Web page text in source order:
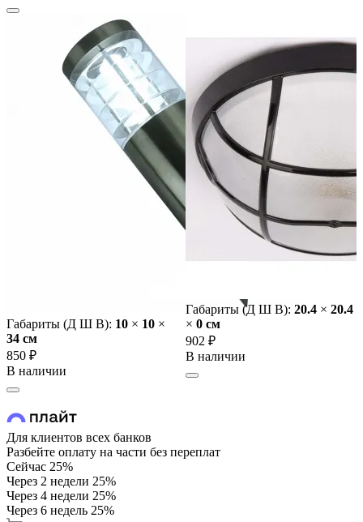
Габариты (Д Ш В): 10 × 10 ×
34 cм
850 ₽
В наличии
Габариты (Д Ш В): 20.4 × 20.4
× 0 cм
902 ₽
В наличии
Для клиентов всех банков
Разбейте оплату на части без переплат
Сейчас 25%
Через 2 недели 25%
Через 4 недели 25%
Через 6 недель 25%